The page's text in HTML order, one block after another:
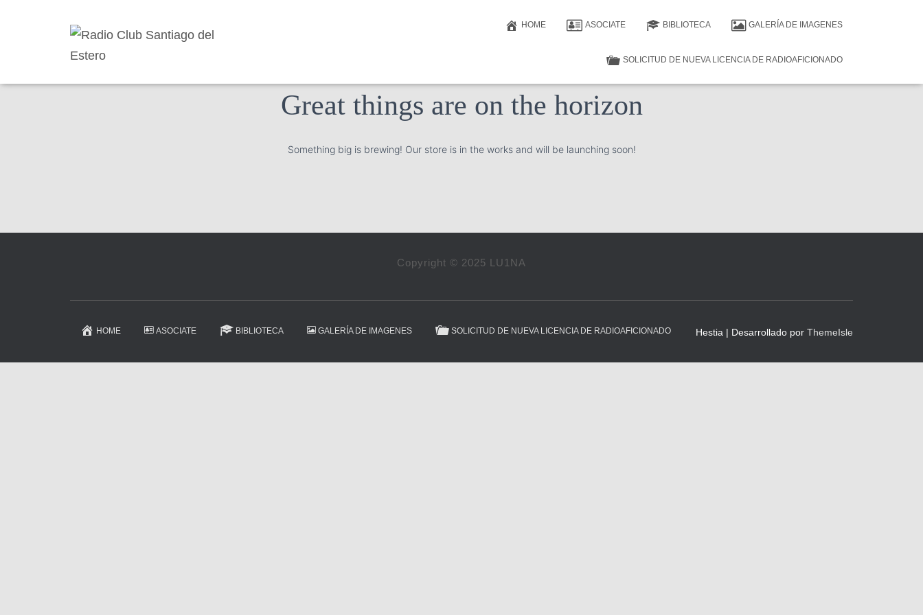
HOME ASOCIATE BIBLIOTECA GALERÍA DE IMAGENES
SOLICITUD DE NUEVA LICENCIA DE RADIOAFICIONADO
Great things are on the horizon
Something big is brewing! Our store is in the works and will be launching soon!
Copyright © 2025 LU1NA
HOME ASOCIATE BIBLIOTECA GALERÍA DE IMAGENES SOLICITUD DE NUEVA LICENCIA DE RADIOAFICIONADO Hestia | Desarrollado por ThemeIsle